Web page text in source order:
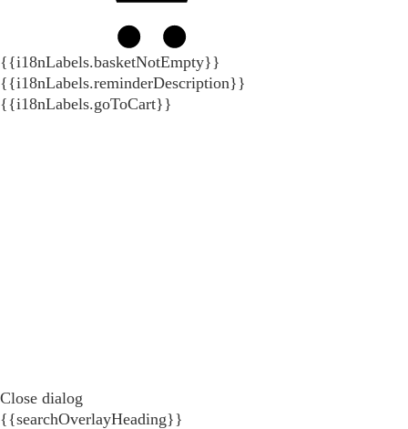
{{i18nLabels.basketNotEmpty}}
{{i18nLabels.reminderDescription}}
{{i18nLabels.goToCart}}
Close dialog
{{searchOverlayHeading}}